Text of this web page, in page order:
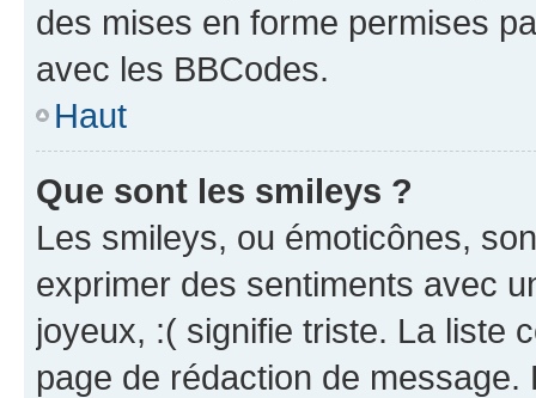
des mises en forme permises
avec les BBCodes.
Haut
Que sont les smileys ?
Les smileys, ou émoticônes,
exprimer des sentiments avec
joyeux, :( signifie triste. La liste
page de rédaction de